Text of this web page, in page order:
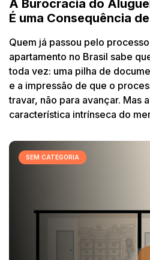
A Burocracia do
É uma Consequência
Quem já passou pelo
apartamento no Brasil sabe
toda vez: uma pilha de
e a impressão de que o
travar, não para avançar. Mas
característica intrínseca do
SEM CATEGORIA